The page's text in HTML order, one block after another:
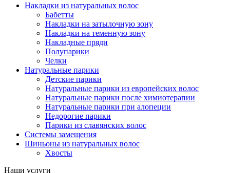
Накладки из натуральных волос
Бабетты
Накладки на затылочную зону
Накладки на теменную зону
Накладные пряди
Полупарики
Челки
Натуральные парики
Детские парики
Натуральные парики из европейских волос
Натуральные парики после химиотерапии
Натуральные парики при алопеции
Недорогие парики
Парики из славянских волос
Системы замещения
Шиньоны из натуральных волос
Хвосты
Наши услуги